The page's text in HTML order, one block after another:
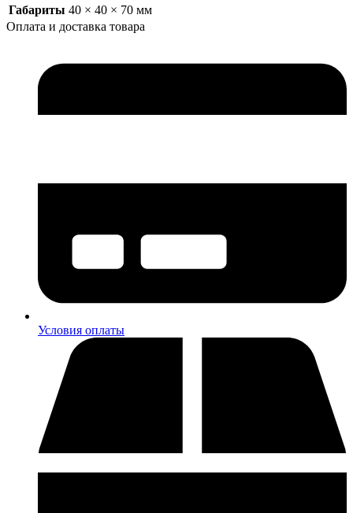
Габариты 40 × 40 × 70 мм
Оплата и доставка товара
Условия оплаты